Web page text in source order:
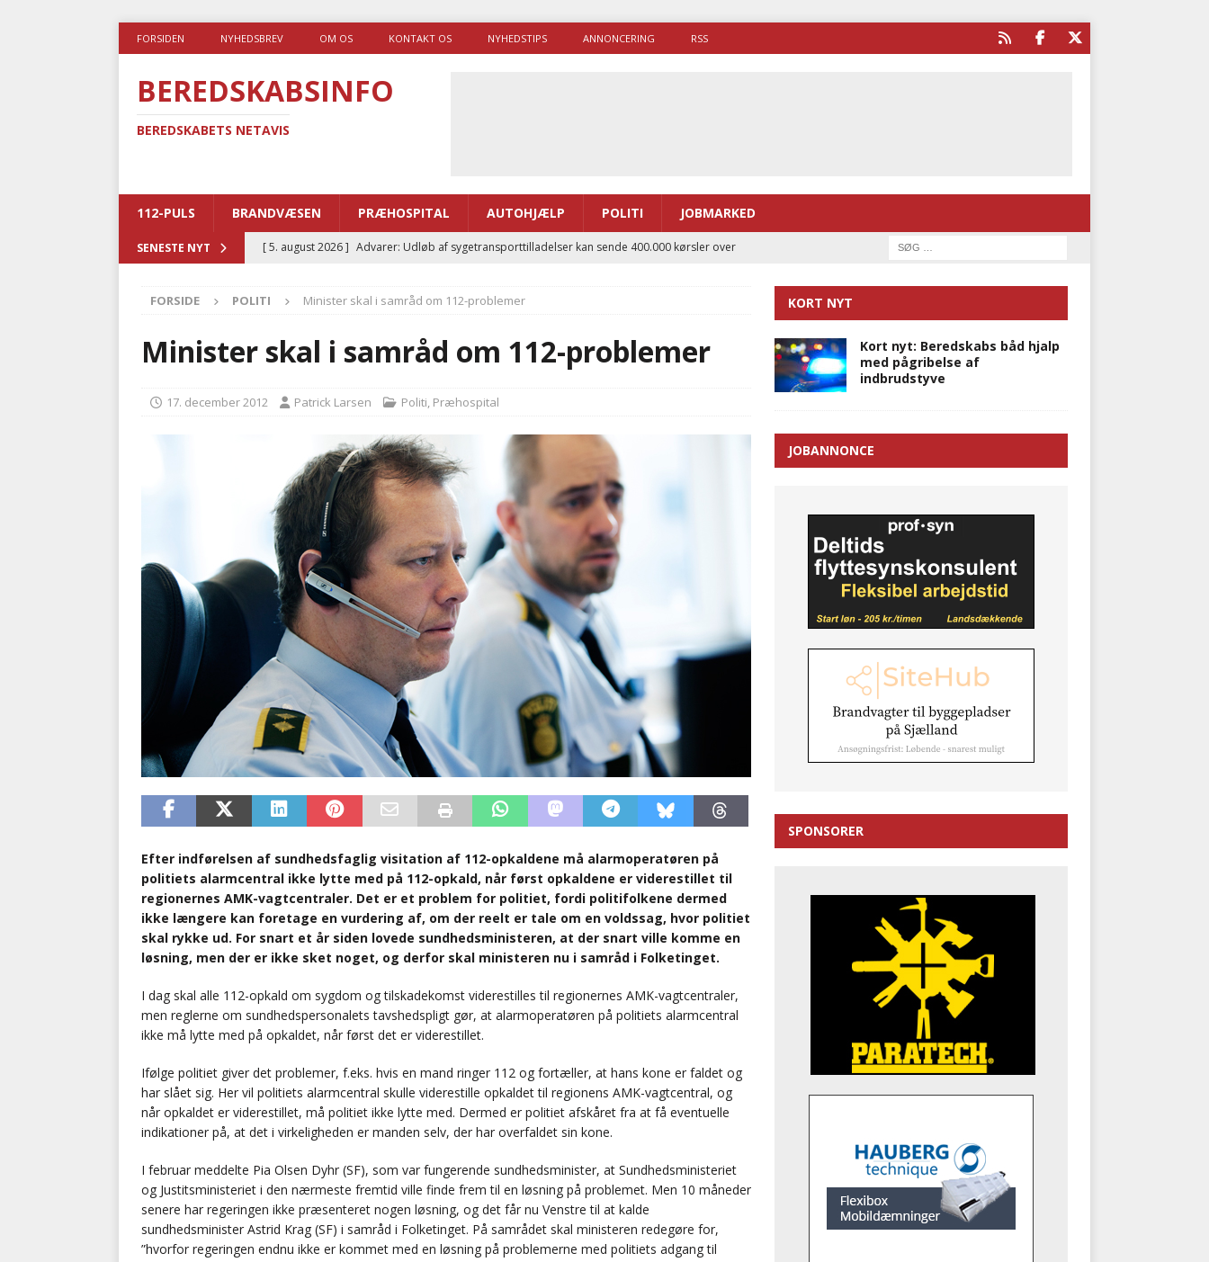
FORSIDEN NYHEDSBREV OM OS KONTAKT OS NYHEDSTIPS ANNONCERING RSS
BEREDSKABSINFO
BEREDSKABETS NETAVIS
112-PULS BRANDVÆSEN PRÆHOSPITAL AUTOHJÆLP POLITI JOBMARKED
SENESTE NYT [ 5. august 2026 ] Advarer: Udløb af sygetransporttilladelser kan sende 400.000 kørsler over
[ 5. august 2026 ] Ny ambulance og el-sygetransportvogn til Samsø
[ 4. august 2026 ]
Brandvæsenerne brugte lidt længere tid på at komme af sted i 2025
[ 4. august 2026 ] Ny treårig politiuddannelse skal ruste betjentene til mere kompleks
[ 6. august 2026 ] Brandvæsenernes gennemsnitlige responstid steg med 9 sekunder i 2025
BRANDVÆSEN
FORSIDE POLITI Minister skal i samråd om 112-problemer
Minister skal i samråd om 112-problemer
17. december 2012 Patrick Larsen Politi, Præhospital
Efter indførelsen af sundhedsfaglig visitation af 112-opkaldene må alarmoperatøren på
politiets alarmcentral ikke lytte med på 112-opkald, når først opkaldene er viderestillet til
regionernes AMK-vagtcentraler. Det er et problem for politiet, fordi politifolkene dermed
ikke længere kan foretage en vurdering af, om der reelt er tale om en voldssag, hvor politiet
skal rykke ud. For snart et år siden lovede sundhedsministeren, at der snart ville komme en
løsning, men der er ikke sket noget, og derfor skal ministeren nu i samråd i Folketinget.
I dag skal alle 112-opkald om sygdom og tilskadekomst viderestilles til regionernes AMK-vagtcentraler,
men reglerne om sundhedspersonalets tavshedspligt gør, at alarmoperatøren på politiets alarmcentral
ikke må lytte med på opkaldet, når først det er viderestillet.
Ifølge politiet giver det problemer, f.eks. hvis en mand ringer 112 og fortæller, at hans kone er faldet og
har slået sig. Her vil politiets alarmcentral skulle viderestille opkaldet til regionens AMK-vagtcentral, og
når opkaldet er viderestillet, må politiet ikke lytte med. Dermed er politiet afskåret fra at få eventuelle
indikationer på, at det i virkeligheden er manden selv, der har overfaldet sin kone.
I februar meddelte Pia Olsen Dyhr (SF), som var fungerende sundhedsminister, at Sundhedsministeriet
og Justitsministeriet i den nærmeste fremtid ville finde frem til en løsning på problemet. Men 10 måneder
senere har regeringen ikke præsenteret nogen løsning, og det får nu Venstre til at kalde
sundhedsminister Astrid Krag (SF) i samråd i Folketinget. På samrådet skal ministeren redegøre for,
”hvorfor regeringen endnu ikke er kommet med en løsning på problemerne med politiets adgang til
KORT NYT
Kort nyt: Beredskabs båd hjalp
med pågribelse af
indbrudstyve
JOBANNONCE
SPONSORER